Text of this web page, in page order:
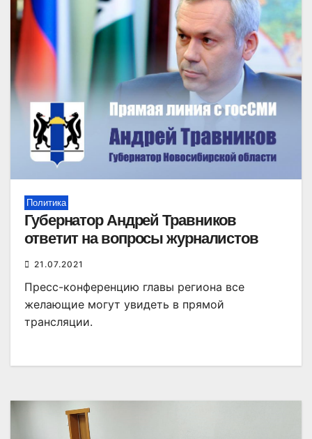
Политика
Губернатор Андрей Травников
ответит на вопросы журналистов
21.07.2021
Пресс-конференцию главы региона все
желающие могут увидеть в прямой
трансляции.